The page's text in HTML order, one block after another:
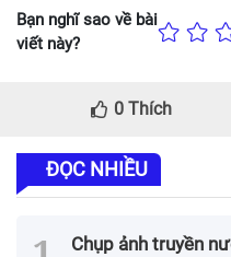
Bạn nghĩ sao về bài
viết này?
0 Thích
ĐỌC NHIỀU
Chụp ảnh truyền